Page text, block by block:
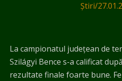
Știri/
La campionatul județean de
Szilágyi Bence s-a calificat
rezultate finale foarte bune.